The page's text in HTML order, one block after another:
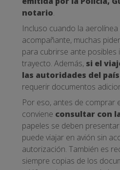
notario.
Incluso cuando la
acompañante, muchas
para cubrirse ante posibles
trayecto. Además, si el
las autoridades del
requerir documentos
Por eso, antes de comprar
conviene consultar con
papeles se deben
puede viajar en avión sin
autorización. También es
siempre copias de los